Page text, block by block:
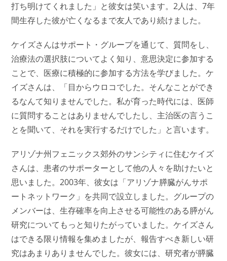
打ち明けてくれました」と彼女は笑います。2人は、7年
間生存した彼が亡くなるまで友人であり続けました。
ケイズさんはサポート・グループを通じて、質問をし、
治療法の選択肢についてよく知り、意思決定に参加する
ことで、医療に積極的に参加する方法を学びました。ケ
イズさんは、「目からウロコでした。そんなことができ
るなんて知りませんでした。私が育った時代には、医師
に質問することはありませんでしたし、主治医の言うこ
とを聞いて、それを実行するだけでした」と言います。
アリゾナ州フェニックス郊外のサンシティに住むケイズ
さんは、患者のサポーターとして他の人々を助けたいと
思いました。2003年、彼女は「アリゾナ膵臓がんサポ
ートネットワーク」を共同で設立しました。グループの
メンバーは、生存確率を向上させる可能性のある膵がん
研究についてもっと知りたがっていました。ケイズさん
はできる限り情報を集めましたが、報告すべき新しい研
究はあまりありませんでした。彼女には、研究者が膵臓